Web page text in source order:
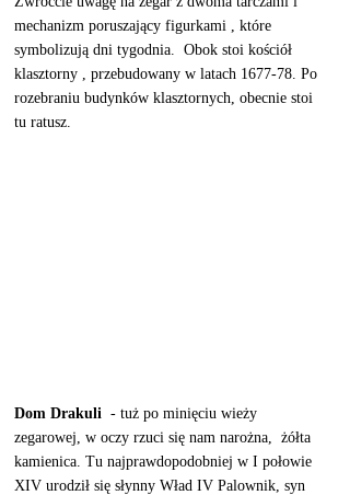
mechanizm poruszający figurkami , które
symbolizują dni tygodnia.  Obok stoi kościół
klasztorny , przebudowany w latach 1677-78. Po
rozebraniu budynków klasztornych, obecnie stoi
tu ratusz.
Dom Drakuli
  - tuż po minięciu wieży
zegarowej, w oczy rzuci się nam narożna,  żółta
kamienica. Tu najprawdopodobniej w I połowie
XIV urodził się słynny Wład IV Palownik, syn